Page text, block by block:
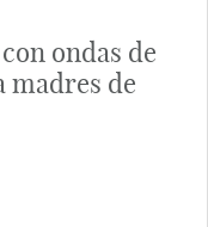
ondas de
madres de